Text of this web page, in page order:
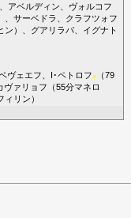
アベルディン
ヴォルコフ
、 サーベドラ
クラフツォフ
ン ）、 グアリラパ、 イグナト
ヴェエフ I･ペトロフ■（79
ヴァリョフ （55分マネロ
ィリン ）